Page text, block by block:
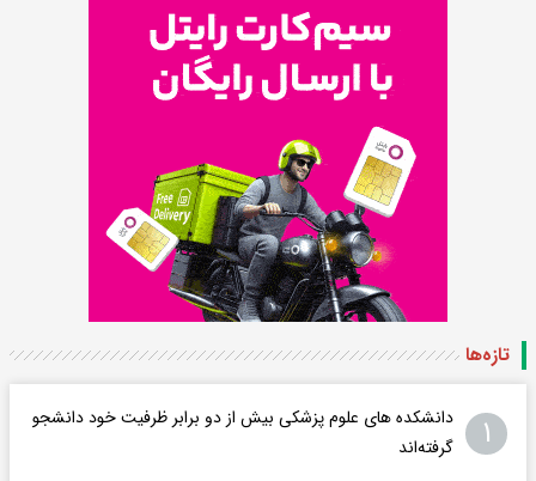
تازه‌ها
۱
دانشکده های علوم پزشکی بیش از دو برابر ظرفیت خود دانشجو
گرفته‌اند